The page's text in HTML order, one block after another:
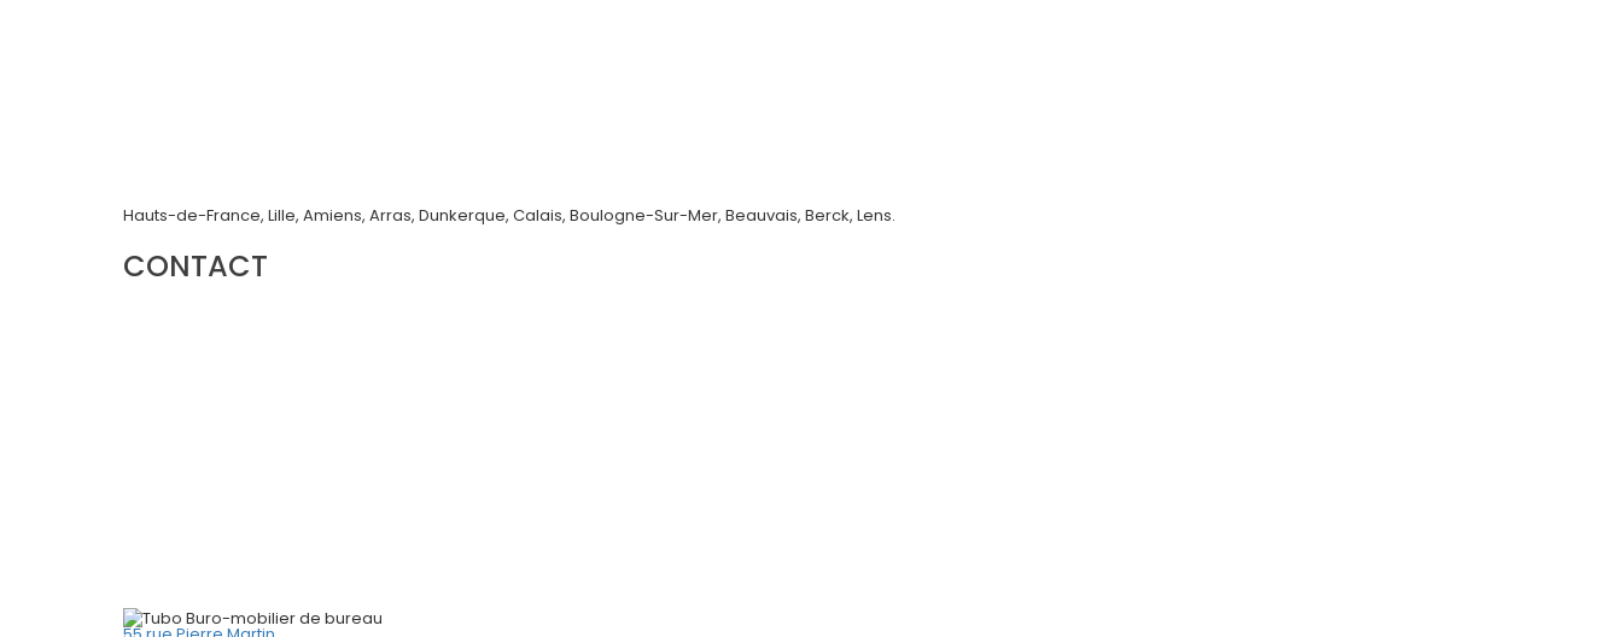
Hauts-de-France, Lille, Amiens, Arras, Dunkerque, Calais, Boulogne-Sur-Mer, Beauvais, Berck, Lens.
CONTACT